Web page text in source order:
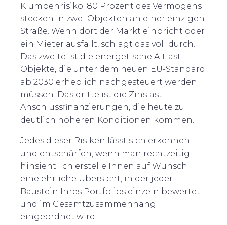
Klumpenrisiko: 80 Prozent des Vermögens
stecken in zwei Objekten an einer einzigen
Straße. Wenn dort der Markt einbricht oder
ein Mieter ausfällt, schlägt das voll durch.
Das zweite ist die energetische Altlast –
Objekte, die unter dem neuen EU-Standard
ab 2030 erheblich nachgesteuert werden
müssen. Das dritte ist die Zinslast:
Anschlussfinanzierungen, die heute zu
deutlich höheren Konditionen kommen.
Jedes dieser Risiken lässt sich erkennen
und entschärfen, wenn man rechtzeitig
hinsieht. Ich erstelle Ihnen auf Wunsch
eine ehrliche Übersicht, in der jeder
Baustein Ihres Portfolios einzeln bewertet
und im Gesamtzusammenhang
eingeordnet wird.